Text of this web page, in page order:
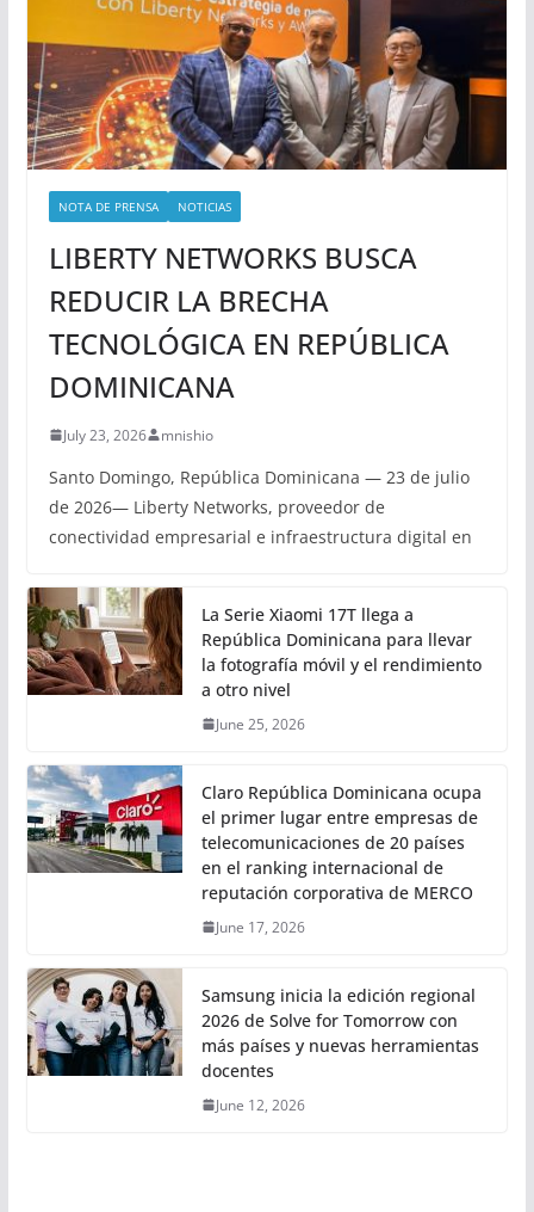
NOTA DE PRENSA NOTICIAS
LIBERTY NETWORKS BUSCA
REDUCIR LA BRECHA
TECNOLÓGICA EN REPÚBLICA
DOMINICANA
July 23, 2026 mnishio
Santo Domingo, República Dominicana — 23 de julio
de 2026— Liberty Networks, proveedor de
conectividad empresarial e infraestructura digital en
La Serie Xiaomi 17T llega a
República Dominicana para llevar
la fotografía móvil y el rendimiento
a otro nivel
June 25, 2026
Claro República Dominicana ocupa
el primer lugar entre empresas de
telecomunicaciones de 20 países
en el ranking internacional de
reputación corporativa de MERCO
June 17, 2026
Samsung inicia la edición regional
2026 de Solve for Tomorrow con
más países y nuevas herramientas
docentes
June 12, 2026